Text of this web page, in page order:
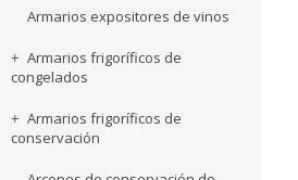
Armarios expositores de vinos
Armarios frigoríficos de
congelados
Armarios frigoríficos de
conservación